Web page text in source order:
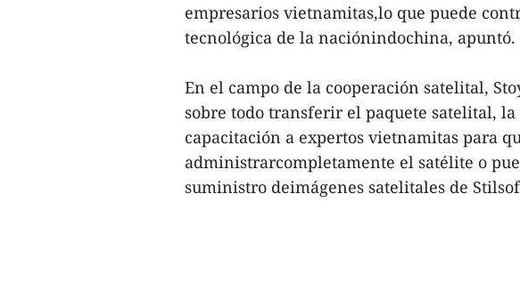
empresarios vietnamitas,lo que puede
tecnológica de la naciónindochina, apuntó.
En el campo de la cooperación satelital,
sobre todo transferir el paquete satelital,
capacitación a expertos vietnamitas para
administrarcompletamente el satélite o
suministro deimágenes satelitales de